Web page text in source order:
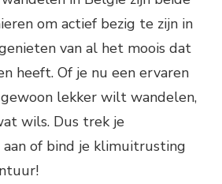
om actief bezig te zijn in
van al het moois dat
heeft. Of je nu een ervaren
lekker wilt wandelen,
wils. Dus trek je
aan of bind je klimuitrusting